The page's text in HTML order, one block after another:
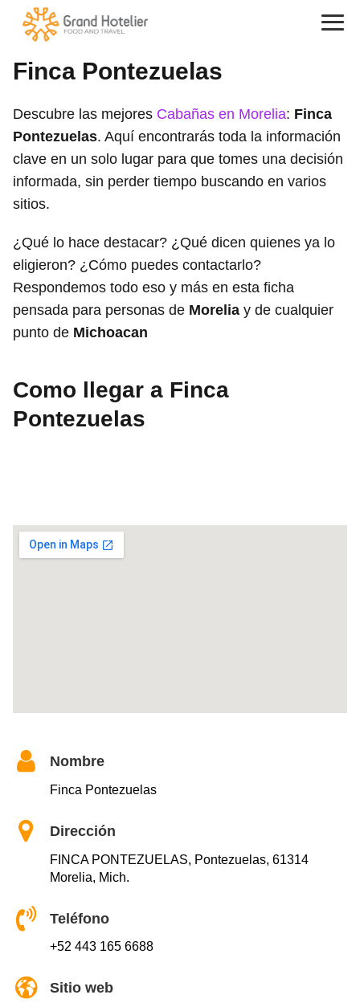
Finca Pontezuelas
Descubre las mejores Cabañas en Morelia: Finca
Pontezuelas. Aquí encontrarás toda la información
clave en un solo lugar para que tomes una decisión
informada, sin perder tiempo buscando en varios
sitios.
¿Qué lo hace destacar? ¿Qué dicen quienes ya lo
eligieron? ¿Cómo puedes contactarlo?
Respondemos todo eso y más en esta ficha
pensada para personas de Morelia y de cualquier
punto de Michoacan
Como llegar a Finca
Pontezuelas
Nombre
Finca Pontezuelas
Dirección
FINCA PONTEZUELAS, Pontezuelas, 61314
Morelia, Mich.
Teléfono
+52 443 165 6688
Sitio web